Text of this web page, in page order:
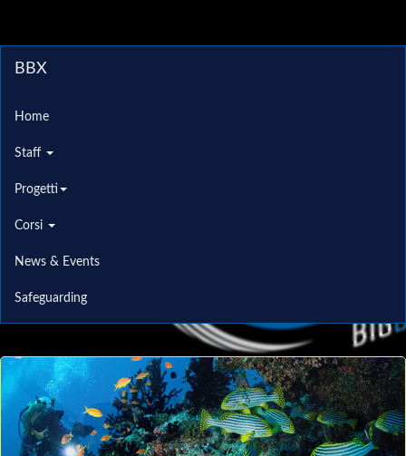
BBX
Home
Staff
Progetti
Corsi
News & Events
Safeguarding